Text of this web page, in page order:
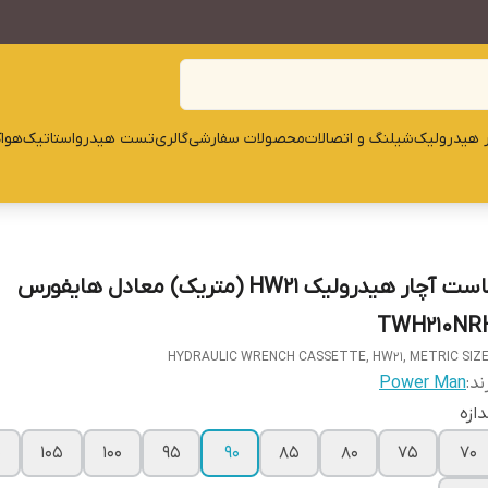
هیدرولیکشیلنگ و اتصالاتمحصولات سفارشیگالریتست هیدرواستاتیک
کاست آچار هیدرولیک HW21 (متریک) معادل هایفورس
HYDRAULIC WRENCH CASSETTE, HW21, METRIC
Power Man
70
75
80
85
90
95
100
105